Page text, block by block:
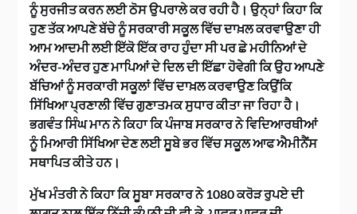
ਨੂੰ ਸੁਰਜੀਤ ਕਰਨ ਲਈ ਠੋਸ ਉਪਰਾਲੇ ਕਰ ਰਹੀ ਹੈ। ਉਨ੍ਹਾਂ ਕਿਹਾ ਕਿ
ਹੁਣ ਤੱਕ ਆਪਣੇ ਬੱਚੇ ਨੂੰ ਸਰਕਾਰੀ ਸਕੂਲ ਵਿੱਚ ਦਾਖ਼ਲ ਕਰਵਾਉਣਾ ਹੀ
ਆਮ ਆਦਮੀ ਲਈ ਇੱਕੋ ਇੱਕ ਰਾਹ ਹੁੰਦਾ ਸੀ ਪਰ ਛੇ ਮਹੀਨਿਆਂ ਦੇ
ਅੰਦਰ-ਅੰਦਰ ਹੁਣ ਮਾਪਿਆਂ ਦੇ ਦਿਲ ਦੀ ਇੱਛਾ ਹੋਵੇਗੀ ਕਿ ਉਹ ਆਪਣੇ
ਬੱਚਿਆਂ ਨੂੰ ਸਰਕਾਰੀ ਸਕੂਲਾਂ ਵਿੱਚ ਦਾਖ਼ਲ ਕਰਵਾਉਣ ਕਿਉਂਕਿ
ਸਿੱਖਿਆ ਪ੍ਰਣਾਲੀ ਵਿੱਚ ਗੁਣਾਤਮਕ ਸੁਧਾਰ ਕੀਤਾ ਜਾ ਰਿਹਾ ਹੈ।
ਭਗਵੰਤ ਸਿੰਘ ਮਾਨ ਨੇ ਕਿਹਾ ਕਿ ਪੰਜਾਬ ਸਰਕਾਰ ਨੇ ਵਿਦਿਆਰਥੀਆਂ
ਨੂੰ ਮਿਆਰੀ ਸਿੱਖਿਆ ਦੇਣ ਲਈ ਸੂਬੇ ਭਰ ਵਿੱਚ ਸਕੂਲ ਆਫ ਐਮੀਨੈਂਸ
ਸਥਾਪਿਤ ਕੀਤੇ ਹਨ।
ਮੁੱਖ ਮੰਤਰੀ ਨੇ ਕਿਹਾ ਕਿ ਸੂਬਾ ਸਰਕਾਰ ਨੇ 1080 ਕਰੋੜ ਰੁਪਏ ਦੀ